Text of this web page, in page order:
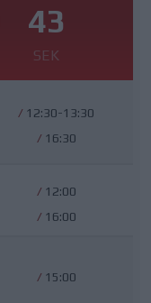
42
SEK
/ 12:30-13:30
/ 16:30
/ 12:00
/ 16:00
/ 15:00